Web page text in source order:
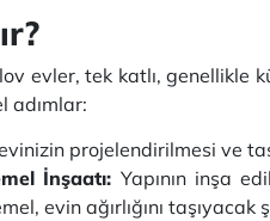
evler, tek katlı, genellikle
adımlar:
projelendirilmesi ve
İnşaatı:Yapının inşa
evin ağırlığını